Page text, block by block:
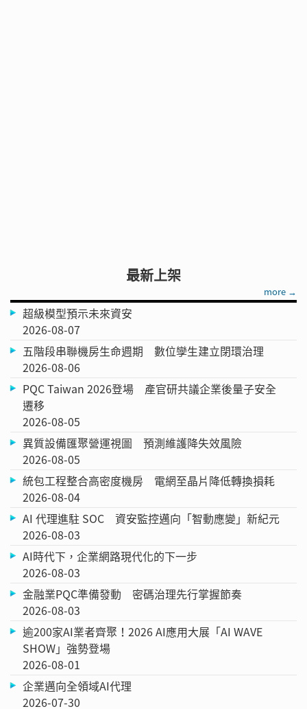
最新上架
more →
超級模型預示未來資安
2026-08-07
五階段串聯機房生命週期 數位孿生建立閉環治理
2026-08-06
PQC Taiwan 2026登場 產官研共議企業後量子安全
遷移
2026-08-05
異質設備匯聚營運視圖 預測維護降失效風險
2026-08-05
統包工程整合高密度機房 電網至晶片降低轉換損耗
2026-08-04
AI 代理進駐 SOC 資安監控邁向「智動應變」新紀元
2026-08-03
AI時代下，企業網路現代化的下一步
2026-08-03
金融業PQC準備發動 密碼治理先行掌握節奏
2026-08-03
逾200家AI業者齊聚！2026 AI應用大展「AI WAVE
SHOW」強勢登場
2026-08-01
企業邁向全領域AI代理
2026-07-30